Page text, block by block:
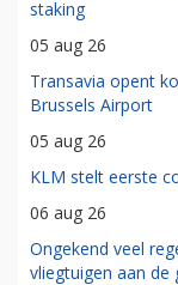
staking
05 aug 26
Transavia opent
Brussels Airport
05 aug 26
KLM stelt eerste
06 aug 26
Ongekend veel
vliegtuigen aan de